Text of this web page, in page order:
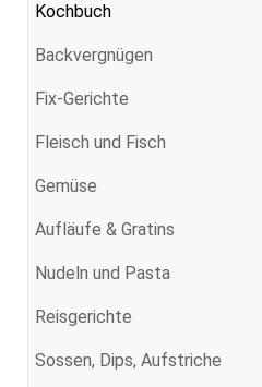
Kochbuch
Backvergnügen
Fix-Gerichte
Fleisch und Fisch
Gemüse
Aufläufe & Gratins
Nudeln und Pasta
Reisgerichte
Sossen, Dips, Aufstriche